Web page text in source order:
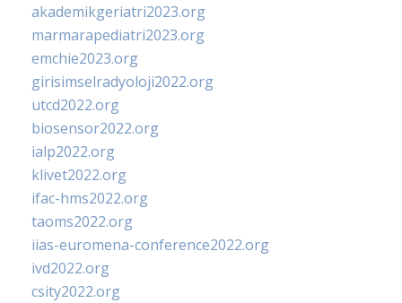
akademikgeriatri2023.org
marmarapediatri2023.org
emchie2023.org
girisimselradyoloji2022.org
utcd2022.org
biosensor2022.org
ialp2022.org
klivet2022.org
ifac-hms2022.org
taoms2022.org
iias-euromena-conference2022.org
ivd2022.org
csity2022.org